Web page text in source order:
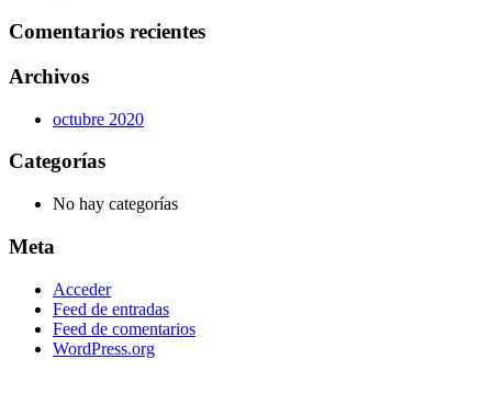
Comentarios recientes
Archivos
octubre 2020
Categorías
No hay categorías
Meta
Acceder
Feed de entradas
Feed de comentarios
WordPress.org